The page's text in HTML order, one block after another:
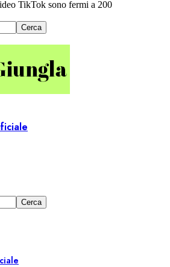
TikTok sono fermi a 200